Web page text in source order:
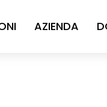
AZIENDA